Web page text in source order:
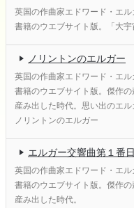
英国の作曲家エドワード・エ
書籍のウエブサイト版。「大
ノリントンのエルガー
英国の作曲家エドワード・エ
書籍のウエブサイト版。傑作
産み出した時代。思い出のエ
ノリントンのエルガー
エルガー交響曲第１番
英国の作曲家エドワード・エ
書籍のウエブサイト版。傑作
産み出した時代。